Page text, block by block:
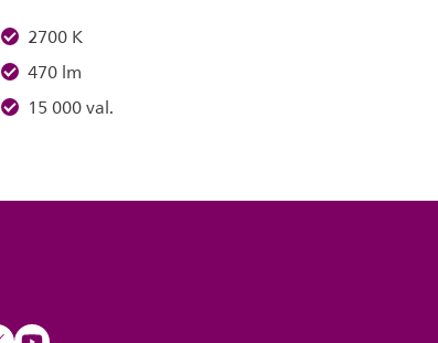
2700 K
470 lm
15 000 val.